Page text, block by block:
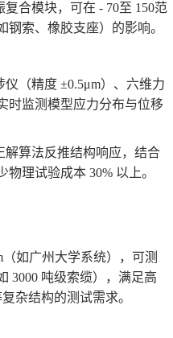
合模块，可在 - 70至 150范
钢索、橡胶支座）的影响。
仪（精度 ±0.5μm）、六维力
时监测模型应力分布与位移
解算法反推结构响应，结合
理试验成本 30% 以上。
如广州大学系统），可测
3000 吨级索缆），满足高
杂结构的测试需求。